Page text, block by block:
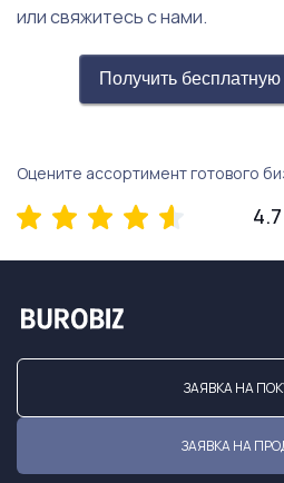
или свяжитесь с нами.
Получить
Оцените ассортимент готового
ЗАЯВКА НА
ЗАЯВКА НА